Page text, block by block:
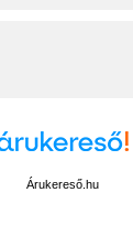
Árukereső.hu